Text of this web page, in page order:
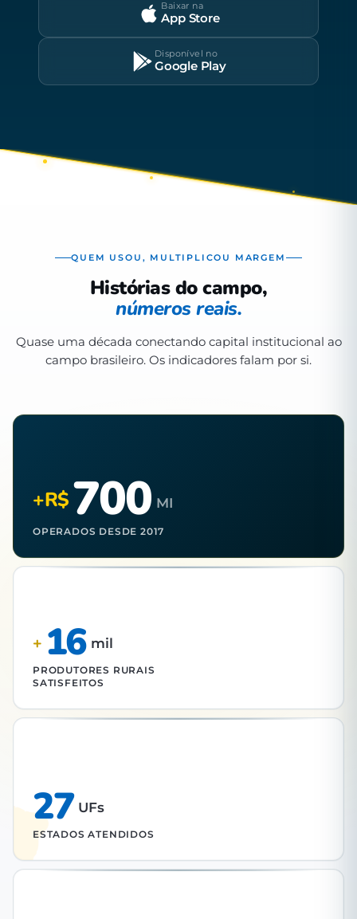
Baixar na
App Store
Disponível no
Google Play
QUEM USOU, MULTIPLICOU MARGEM
Histórias do campo,
números reais.
Quase uma década conectando capital institucional ao
campo brasileiro. Os indicadores falam por si.
+R$700 MI
OPERADOS DESDE 2017
+ 16 mil
PRODUTORES RURAIS
SATISFEITOS
27 UFs
ESTADOS ATENDIDOS